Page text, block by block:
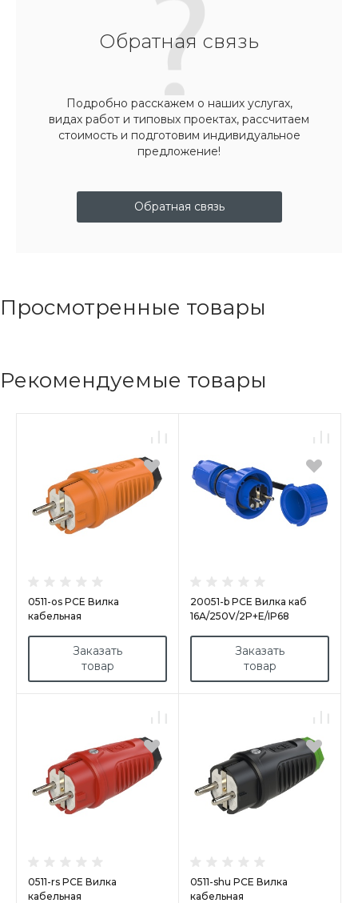
Обратная связь
Подробно расскажем о наших услугах,
видах работ и типовых проектах, рассчитаем
стоимость и подготовим индивидуальное
предложение!
Обратная связь
Просмотренные товары
Рекомендуемые товары
0511-os PCE Вилка
кабельная
оранжевый, маркер
Заказать
товар
20051-b PCE Вилка каб
16А/250V/2P+E/IP68
Заказать
товар
0511-rs PCE Вилка
кабельная
0511-shu PCE Вилка
кабельная